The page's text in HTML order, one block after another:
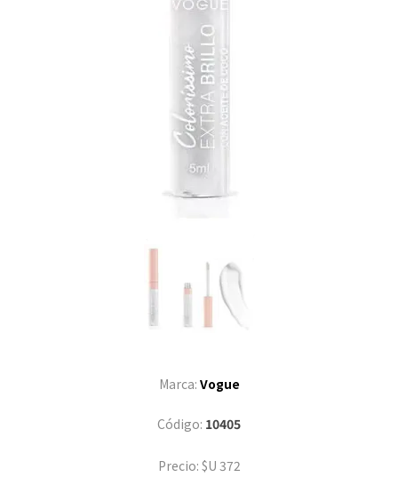
Marca: Vogue
Código: 10405
Precio: $U 372